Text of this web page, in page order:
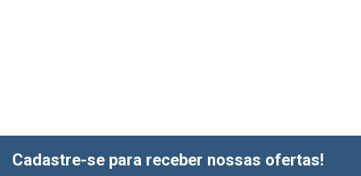
Cadastre-se para receber nossas ofertas!